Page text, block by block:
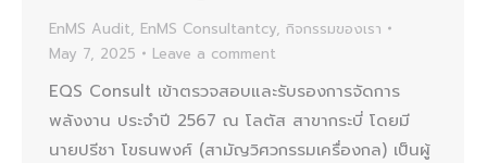
EnMS Audit, EnMS Consultantcy, กิจกรรมของเรา
May 7, 2025
Leave a comment
EQS Consult เข้าตรวจสอบและรับรองการจัดการ
พลังงาน ประจำปี 2567 ณ โลตัส สาขากระบี่ โดยมี
นายปรีชา โขธนพงศ์ (สามัญวิศวกรรมเครื่องกล) เป็นผู้